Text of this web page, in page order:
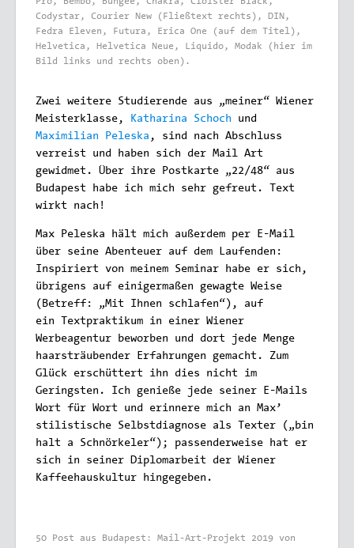
Codystar, Courier New (Fließtext rechts), DIN,
Fedra Eleven, Futura, Erica One (auf dem Titel),
Helvetica, Helvetica Neue, Liquido, Modak (hier im
Bild links und rechts oben).
Zwei weitere Studierende aus „meiner“ Wiener
Meisterklasse, Katharina Schoch und
Maximilian Peleska , sind nach Abschluss
verreist und haben sich der Mail Art
gewidmet. Über ihre Postkarte „22/48“ aus
Budapest habe ich mich sehr gefreut. Text
wirkt nach!
Max Peleska hält mich außerdem per E-Mail
über seine Abenteuer auf dem Laufenden:
Inspiriert von meinem Seminar habe er sich,
übrigens auf einigermaßen gewagte Weise
(Betreff: „Mit Ihnen schlafen“), auf
ein Textpraktikum in einer Wiener
Werbeagentur beworben und dort jede Menge
haarsträubender Erfahrungen gemacht. Zum
Glück erschüttert ihn dies nicht im
Geringsten. Ich genieße jede seiner E-Mails
Wort für Wort und erinnere mich an Max’
stilistische Selbstdiagnose als Texter („bin
halt a Schnörkeler“); passenderweise hat er
sich in seiner Diplomarbeit der Wiener
Kaffeehauskultur hingegeben.
50 Post aus Budapest: Mail-Art-Projekt 2019 von